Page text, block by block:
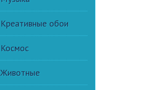
Креативные обои
Космос
Животные